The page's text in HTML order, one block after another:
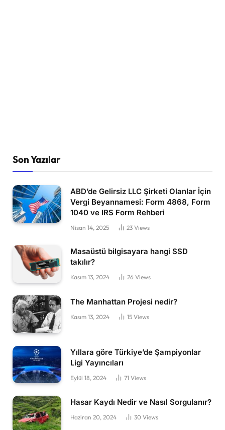
Son Yazılar
ABD’de Gelirsiz LLC Şirketi Olanlar İçin
Vergi Beyannamesi: Form 4868, Form
1040 ve IRS Form Rehberi
Nisan 14, 2025 23 Views
Masaüstü bilgisayara hangi SSD
takılır?
Kasım 13, 2024 26 Views
The Manhattan Projesi nedir?
Kasım 13, 2024 15 Views
Yıllara göre Türkiye’de Şampiyonlar
Ligi Yayıncıları
Eylül 18, 2024 71 Views
Hasar Kaydı Nedir ve Nasıl Sorgulanır?
Haziran 20, 2024 30 Views